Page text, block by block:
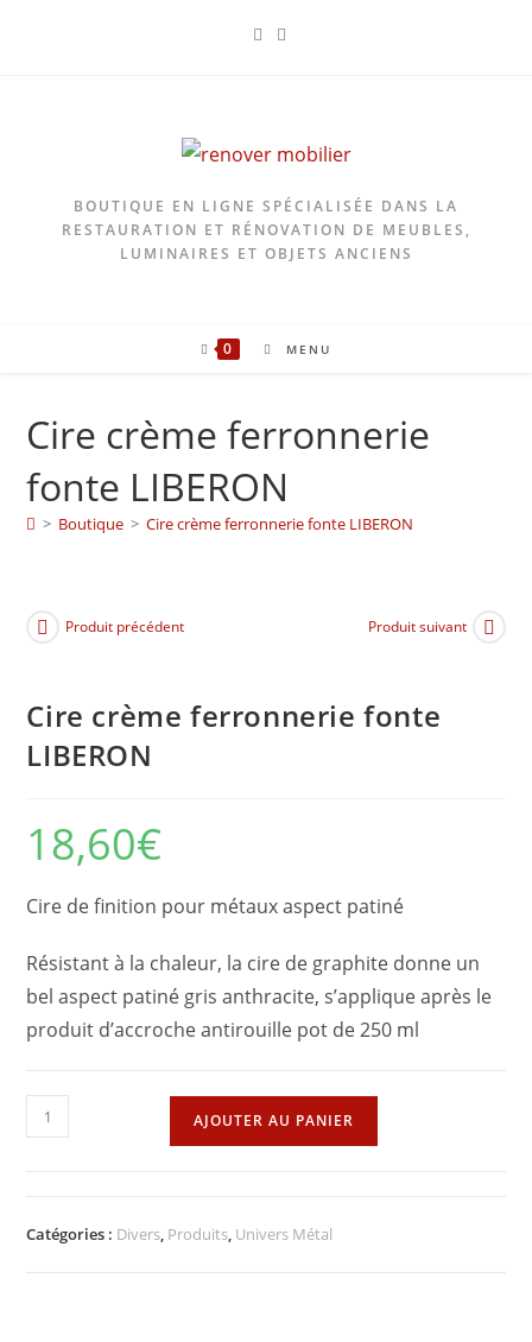
BOUTIQUE EN LIGNE SPÉCIALISÉE DANS LA
RESTAURATION ET RÉNOVATION DE MEUBLES,
LUMINAIRES ET OBJETS ANCIENS
0 MENU
Cire crème ferronnerie
fonte LIBERON
> Boutique > Cire crème ferronnerie fonte LIBERON
Produit précédent Produit suivant
Cire crème ferronnerie fonte
LIBERON
18,60€
Cire de finition pour métaux aspect patiné
Résistant à la chaleur, la cire de graphite donne un
bel aspect patiné gris anthracite, s’applique après le
produit d’accroche antirouille pot de 250 ml
quantité
de
ferronnerie
AJOUTER AU PANIER
Catégories : Divers, Produits, Univers Métal